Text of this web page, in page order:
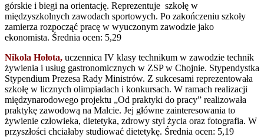
górskie i biegi na orientację. Reprezentuje szkołę w
międzyszkolnych zawodach sportowych. Po zakończeniu szkoły
zamierza rozpocząć pracę w wyuczonym zawodzie jako
ekonomista. Średnia ocen: 5,29
Nikola Hołota, uczennica IV klasy technikum w zawodzie technik
żywienia i usług gastronomicznych w ZSP w Chojnie. Stypendystka
Stypendium Prezesa Rady Ministrów. Z sukcesami reprezentowała
szkołę w licznych olimpiadach i konkursach. W ramach realizacji
międzynarodowego projektu „Od praktyki do pracy” realizowała
praktykę zawodową na Malcie. Jej główne zainteresowania to
żywienie człowieka, dietetyka, zdrowy styl życia oraz fotografia. W
przyszłości chciałaby studiować dietetykę. Średnia ocen: 5,19